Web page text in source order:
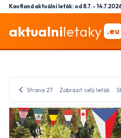
Kaufland aktuální leták: od 8.7. -
aktualniletaky .eu
chevron_left Strana 27 Zobrazit celý leták